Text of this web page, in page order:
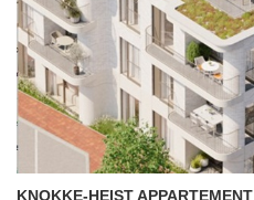
KNOKKE-HEIST APPARTEMENT